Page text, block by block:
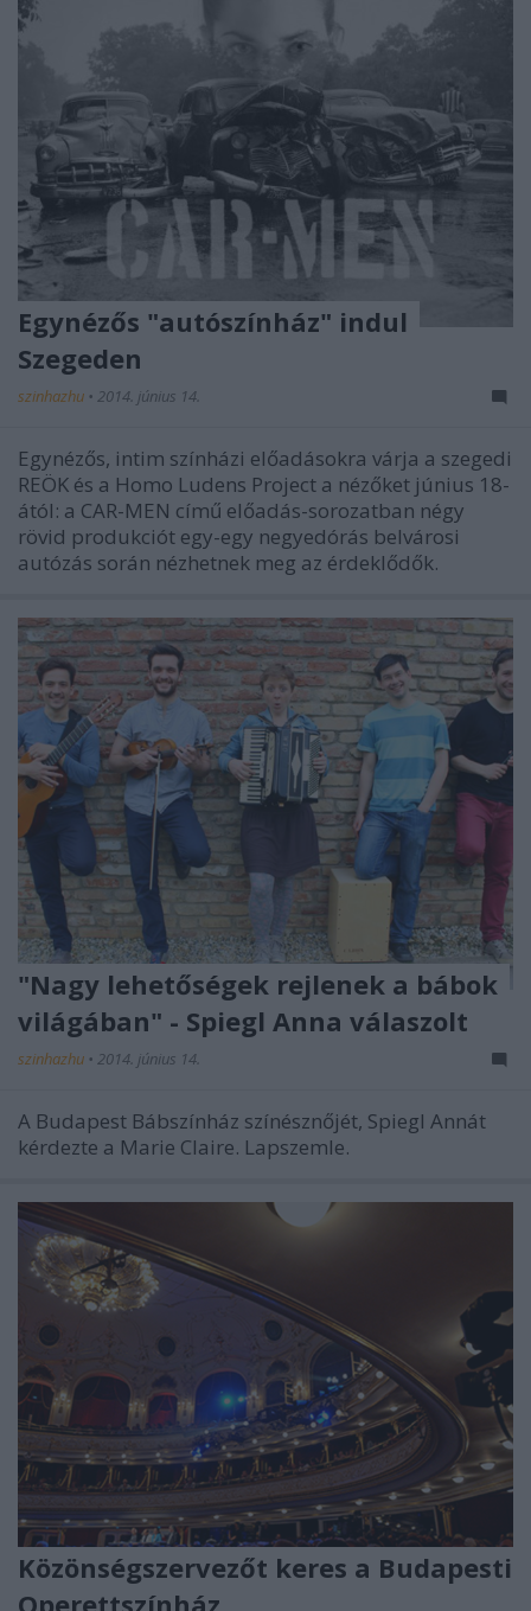
Egynézős "autószínház" indul
Szegeden
szinhazhu • 2014. június 14.
Egynézős, intim színházi előadásokra várja a szegedi
REÖK és a Homo Ludens Project a nézőket június 18-
ától: a CAR-MEN című előadás-sorozatban négy
rövid produkciót egy-egy negyedórás belvárosi
autózás során nézhetnek meg az érdeklődők.
"Nagy lehetőségek rejlenek a bábok
világában" - Spiegl Anna válaszolt
szinhazhu • 2014. június 14.
A Budapest Bábszínház színésznőjét, Spiegl Annát
kérdezte a Marie Claire. Lapszemle.
Közönségszervezőt keres a Budapesti
Operettszínház